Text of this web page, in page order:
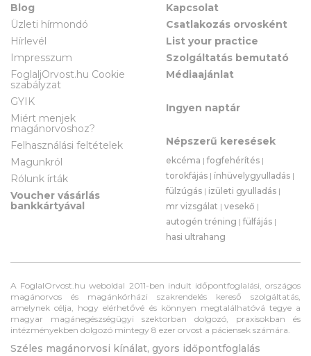
Blog
Üzleti hírmondó
Hírlevél
Impresszum
FoglaljOrvost.hu Cookie
szabályzat
GYIK
Miért menjek
magánorvoshoz?
Felhasználási feltételek
Magunkról
Rólunk írták
Voucher vásárlás
bankkártyával
Kapcsolat
Csatlakozás orvosként
List your practice
Szolgáltatás bemutató
Médiaajánlat
Ingyen naptár
Népszerű keresések
ekcéma |fogfehérítés |
torokfájás | ínhüvelygyulladás |
fülzúgás | izületi gyulladás |
mr vizsgálat | vesekő |
autogén tréning |fülfájás |
hasi ultrahang
A FoglalOrvost.hu weboldal 2011-ben indult időpontfoglalási, országos
magánorvos és magánkórházi szakrendelés kereső szolgáltatás,
amelynek célja, hogy elérhetővé és könnyen megtalálhatóvá tegye a
magyar magánegészségügyi szektorban dolgozó, praxisokban és
intézményekben dolgozó mintegy 8 ezer orvost a páciensek számára.
Széles magánorvosi kínálat, gyors időpontfoglalás